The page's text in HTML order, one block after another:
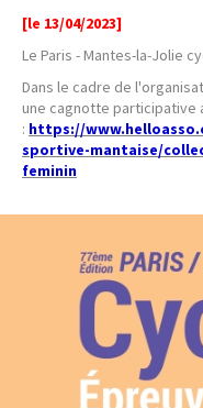
[le 13/04/2023]
Le Paris - Mantes-la-Jolie
Dans le cadre de
une cagnotte participative
: https://
sportive-mantaise/
feminin